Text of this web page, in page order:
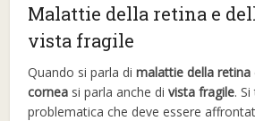
Malattie della retina e
vista fragile
Quando si parla dimalattie della retina
cornea si parla anche divista fragile.
problematica che deve essere